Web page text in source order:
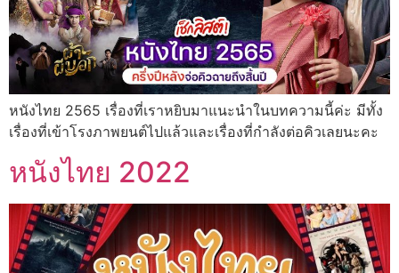
หนังไทย 2565 เรื่องที่เราหยิบมาแนะนำในบทความนี้ค่ะ มีทั้ง
เรื่องที่เข้าโรงภาพยนต์ไปแล้วและเรื่องที่กำลังต่อคิวเลยนะคะ
หนังไทย 2022